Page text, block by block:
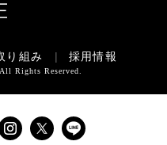
り組み | 採用情報
Rights Reserved.